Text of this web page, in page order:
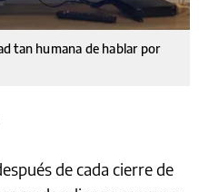
tan humana de hablar por
de cada cierre de